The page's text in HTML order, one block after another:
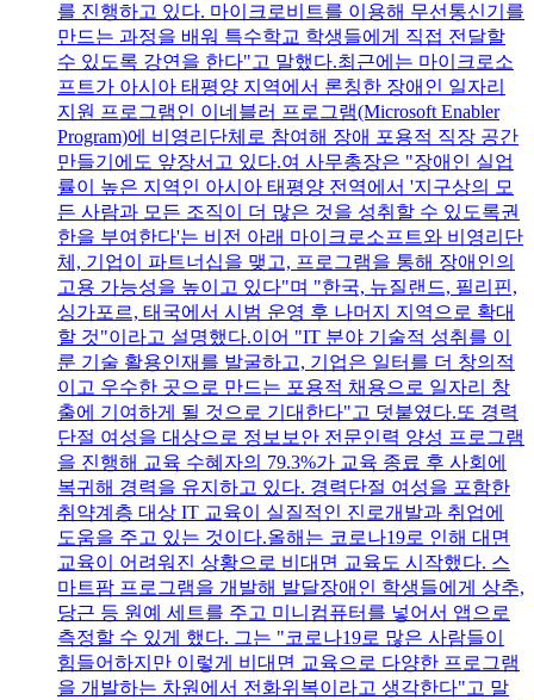
를 진행하고 있다. 마이크로비트를 이용해 무선통신기를
만드는 과정을 배워 특수학교 학생들에게 직접 전달할
수 있도록 강연을 한다"고 말했다.최근에는 마이크로소
프트가 아시아 태평양 지역에서 론칭한 장애인 일자리
지원 프로그램인 이네블러 프로그램(Microsoft Enabler
Program)에 비영리단체로 참여해 장애 포용적 직장 공간
만들기에도 앞장서고 있다.여 사무총장은 "장애인 실업
률이 높은 지역인 아시아 태평양 전역에서 '지구상의 모
든 사람과 모든 조직이 더 많은 것을 성취할 수 있도록권
한을 부여한다'는 비전 아래 마이크로소프트와 비영리단
체, 기업이 파트너십을 맺고, 프로그램을 통해 장애인의
고용 가능성을 높이고 있다"며 "한국, 뉴질랜드, 필리핀,
싱가포르, 태국에서 시범 운영 후 나머지 지역으로 확대
할 것"이라고 설명했다.이어 "IT 분야 기술적 성취를 이
룬 기술 활용인재를 발굴하고, 기업은 일터를 더 창의적
이고 우수한 곳으로 만드는 포용적 채용으로 일자리 창
출에 기여하게 될 것으로 기대한다"고 덧붙였다.또 경력
단절 여성을 대상으로 정보보안 전문인력 양성 프로그램
을 진행해 교육 수혜자의 79.3%가 교육 종료 후 사회에
복귀해 경력을 유지하고 있다. 경력단절 여성을 포함한
취약계층 대상 IT 교육이 실질적인 진로개발과 취업에
도움을 주고 있는 것이다.올해는 코로나19로 인해 대면
교육이 어려워진 상황으로 비대면 교육도 시작했다. 스
마트팜 프로그램을 개발해 발달장애인 학생들에게 상추,
당근 등 원예 세트를 주고 미니컴퓨터를 넣어서 앱으로
측정할 수 있게 했다. 그는 "코로나19로 많은 사람들이
힘들어하지만 이렇게 비대면 교육으로 다양한 프로그램
을 개발하는 차원에서 전화위복이라고 생각한다"고 말